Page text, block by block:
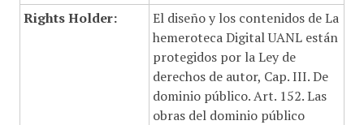
Rights Holder:
El diseño y los contenidos de La
hemeroteca Digital UANL están
protegidos por la Ley de
derechos de autor, Cap. III. De
dominio público. Art. 152. Las
obras del dominio público